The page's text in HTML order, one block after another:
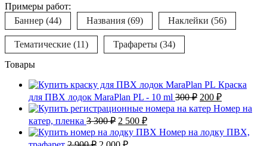
Примеры работ:
Баннер (44) Названия (69) Наклейки (56)
Тематические (11) Трафареты (34)
Товары
Краска
для ПВХ лодок MaraPlan PL - 10 ml 300₽ Первоначальная
цена
составляла
300 ₽.
200 ₽Текущая
цена:
Номер на
катер, пленка 3 300₽ Первоначальная
цена
составляла
2 500 ₽Текущая
цена:
2
Номер на лодку ПВХ,
Первоначальная
Текущая